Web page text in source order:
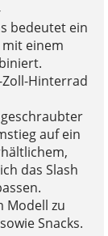
bedeutet ein
einem
Hinterrad
auf ein
das Slash
Modell zu
Snacks.